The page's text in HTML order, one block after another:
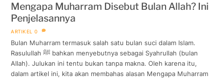
Mengapa Muharram Disebut Bulan Allah? Ini
Penjelasannya
ARTIKEL 0
Bulan Muharram termasuk salah satu bulan suci dalam Islam.
Rasulullah ﷺ bahkan menyebutnya sebagai Syahrullah (bulan
Allah). Julukan ini tentu bukan tanpa makna. Oleh karena itu,
dalam artikel ini, kita akan membahas alasan Mengapa Muharram